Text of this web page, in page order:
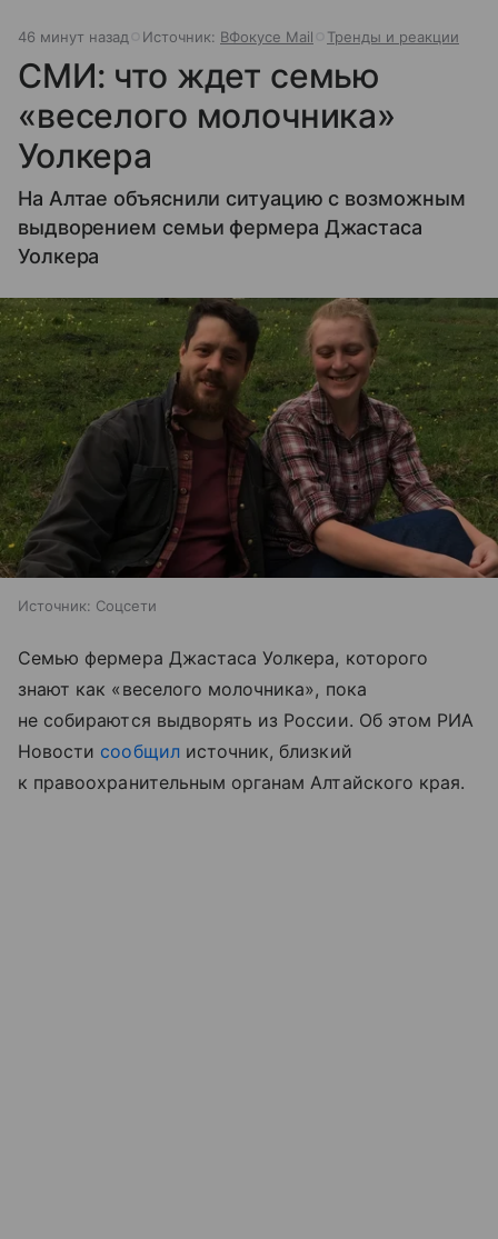
46 минут назад Источник: ВФокусе Mail Тренды и реакции
СМИ: что ждет семью
«веселого молочника»
Уолкера
На Алтае объяснили ситуацию с возможным
выдворением семьи фермера Джастаса
Уолкера
Источник: Соцсети
Семью фермера Джастаса Уолкера, которого
знают как «веселого молочника», пока
не собираются выдворять из России. Об этом РИА
Новости сообщилисточник, близкий
к правоохранительным органам Алтайского края.